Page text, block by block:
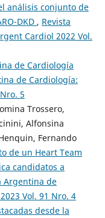
análisis conjunto de
DKD , Revista
Cardiol 2022 Vol.
de Cardiología
de Cardiología:
5
Trossero,
Alfonsina
Fernando
de un Heart Team
candidatos a
Argentina de
Vol. 91 Nro. 4
desde la